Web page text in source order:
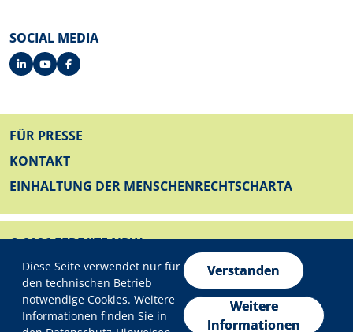
Datenschutzeinstellungen
Diese Seite verwendet nur für
den technischen Betrieb
notwendige Cookies. Weitere
Informationen finden Sie in
Verstanden
Weitere
Informationen
SOCIAL MEDIA
FUSSZEILE
FÜR PRESSE
KONTAKT
EINHALTUNG DER MENSCHENRECHTSCHARTA
© 2026 EFRE/JTF NRW
FUSSZEILE UNTEN
IMPRESSUM
DATENSCHUTZ
ERKLÄRUNG ZUR BARRIEREFREIHEIT